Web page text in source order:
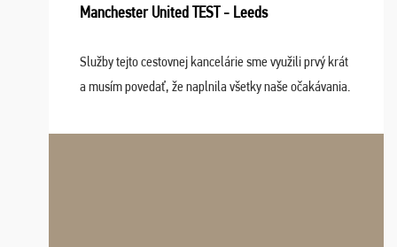
Manchester United TEST - Leeds
Služby tejto cestovnej kancelárie sme využili prvý krát
a musím povedať, že naplnila všetky naše očakávania.
dispozícii nonstop (milí, profesionálni ...